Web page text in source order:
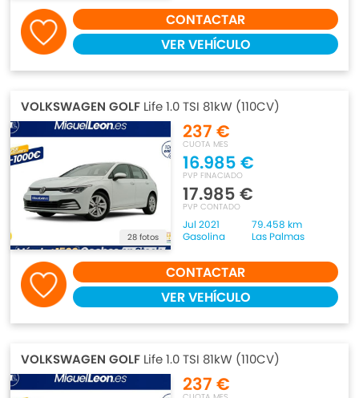
CONTACTAR
VER VEHÍCULO
VOLKSWAGEN GOLF Life 1.0 TSI 81kW (110CV)
28 fotos
237 €
CUOTA MES
16.985 €
PVP FINACIADO
17.985 €
PVP CONTADO
Jul 2021
79.458 km
Gasolina
Las Palmas
CONTACTAR
VER VEHÍCULO
VOLKSWAGEN GOLF Life 1.0 TSI 81kW (110CV)
237 €